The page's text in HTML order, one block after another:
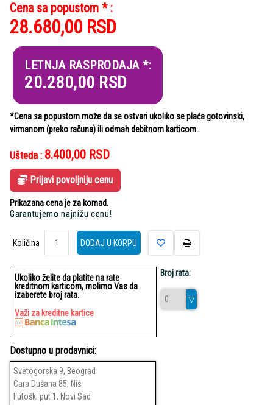
Cena sa popustom * :
28.680,00 RSD
LETNJA RASPRODAJA *:
20.280,00 RSD
*Cena sa popustom može da se ostvari ukoliko se plaća gotovinski,
virmanom (preko računa) ili odmah debitnom karticom.
Ušteda : 8.400,00 RSD
Prijavi povoljniju cenu
Prikazana cena je za komad.
Garantujemo najnižu cenu!
Količina
Količina
DODAJ U KORPU
Ukoliko želite da platite na rate
kreditnom karticom, molimo Vas da
izaberete broj rata.
Važi za kreditne kartice
Broj rata:
Dostupno u prodavnici:
Svetogorska 9, Beograd
Cara Dušana 85, Niš
Futoški put 1, Novi Sad